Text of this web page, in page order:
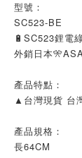
型號：
SC523-BE
🔋SC523鋰電
外銷日本
產品特點：
▲台灣現貨 台
產品規格：
長64CM